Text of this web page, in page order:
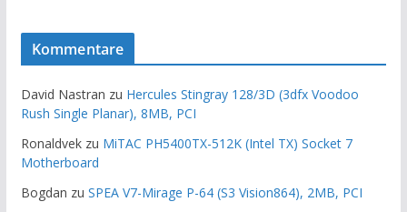
Kommentare
David Nastran zu Hercules Stingray 128/3D (3dfx Voodoo
Rush Single Planar), 8MB, PCI
Ronaldvekzu MiTAC PH5400TX-512K (Intel TX) Socket 7
Motherboard
Bogdan zu SPEA V7-Mirage P-64 (S3 Vision864), 2MB, PCI